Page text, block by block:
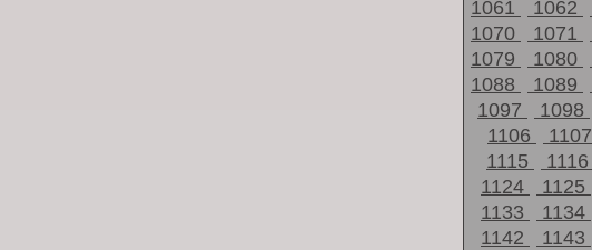
1061
1062
1070
1071
1079
1080
1088
1089
1097
1098
1106
1107
1115
1116
1124
1125
1133
1134
1142
1143